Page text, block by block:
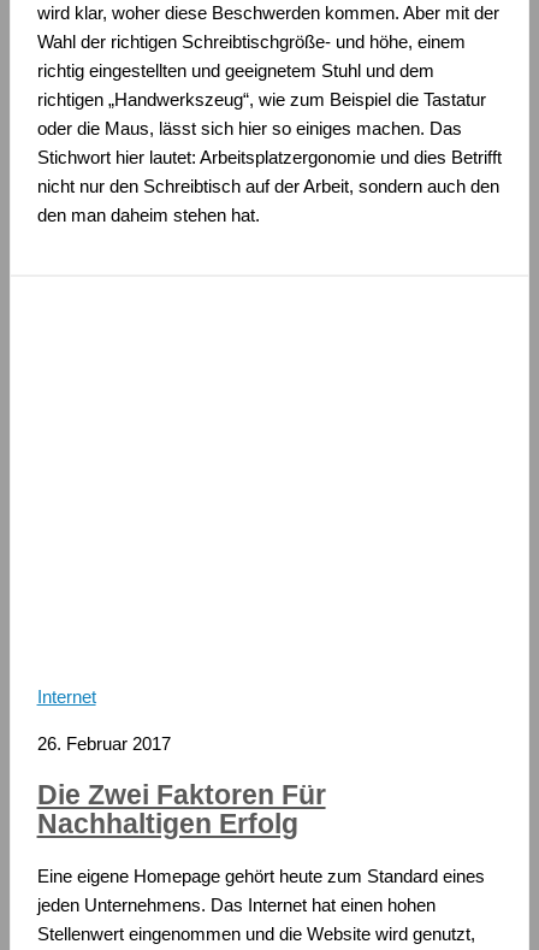
wird klar, woher diese Beschwerden kommen. Aber mit der
Wahl der richtigen Schreibtischgröße- und höhe, einem
richtig eingestellten und geeignetem Stuhl und dem
richtigen „Handwerkszeug“, wie zum Beispiel die Tastatur
oder die Maus, lässt sich hier so einiges machen. Das
Stichwort hier lautet: Arbeitsplatzergonomie und dies Betrifft
nicht nur den Schreibtisch auf der Arbeit, sondern auch den
den man daheim stehen hat.
Internet
26. Februar 2017
Die Zwei Faktoren Für
Nachhaltigen Erfolg
Eine eigene Homepage gehört heute zum Standard eines
jeden Unternehmens. Das Internet hat einen hohen
Stellenwert eingenommen und die Website wird genutzt,